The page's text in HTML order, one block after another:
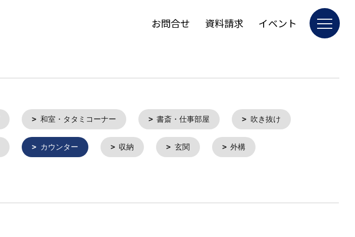
お問合せ 資料請求 イベント
和室・タタミコーナー 書斎・仕事部屋 吹き抜け
カウンター 収納 玄関 外構